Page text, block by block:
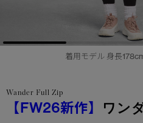
アクセサリー
コレクション
アクセサリー
コレクション
着用モデル 身長
Wander Full Zip
【FW26新作】 ワン